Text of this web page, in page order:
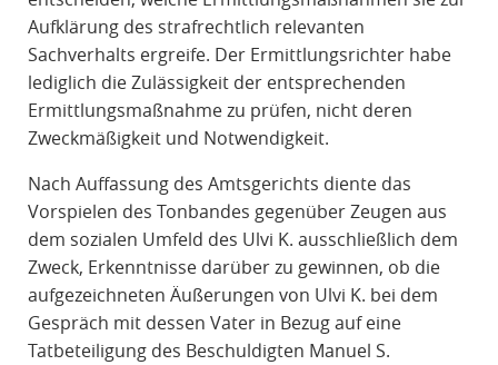
Aufklärung des strafrechtlich relevanten
Sachverhalts ergreife. Der Ermittlungsrichter habe
lediglich die Zulässigkeit der entsprechenden
Ermittlungsmaßnahme zu prüfen, nicht deren
Zweckmäßigkeit und Notwendigkeit.
Nach Auffassung des Amtsgerichts diente das
Vorspielen des Tonbandes gegenüber Zeugen aus
dem sozialen Umfeld des Ulvi K. ausschließlich dem
Zweck, Erkenntnisse darüber zu gewinnen, ob die
aufgezeichneten Äußerungen von Ulvi K. bei dem
Gespräch mit dessen Vater in Bezug auf eine
Tatbeteiligung des Beschuldigten Manuel S.